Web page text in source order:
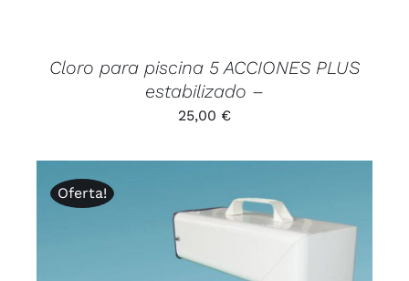
Cloro para piscina 5 ACCIONES PLUS
estabilizado –
25,00 €
Oferta!